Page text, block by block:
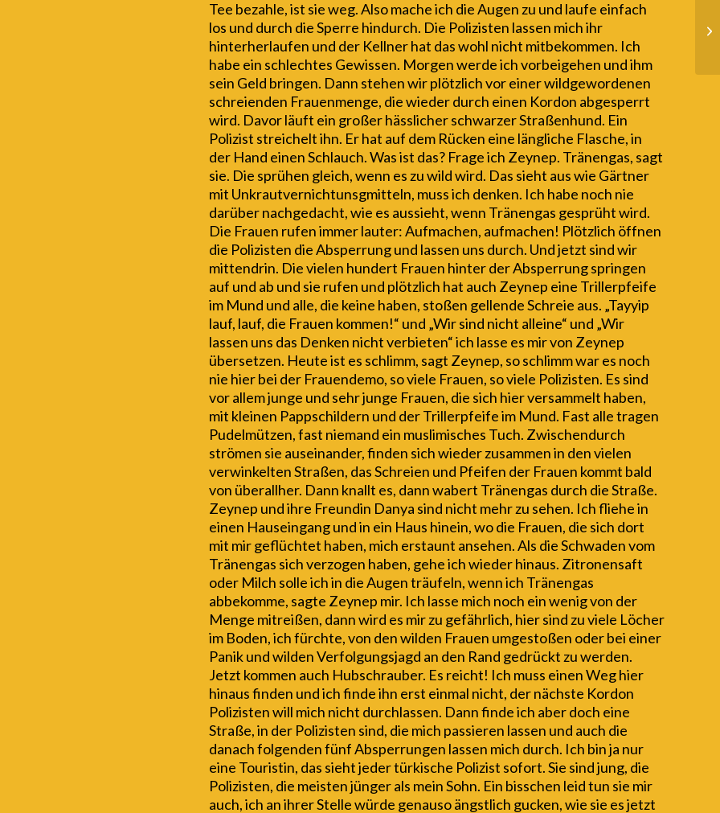
Tee bezahle, ist sie weg. Also mache ich die Augen zu und laufe einfach
los und durch die Sperre hindurch. Die Polizisten lassen mich ihr
hinterherlaufen und der Kellner hat das wohl nicht mitbekommen. Ich
habe ein schlechtes Gewissen. Morgen werde ich vorbeigehen und ihm
sein Geld bringen. Dann stehen wir plötzlich vor einer wildgewordenen
schreienden Frauenmenge, die wieder durch einen Kordon abgesperrt
wird. Davor läuft ein großer hässlicher schwarzer Straßenhund. Ein
Polizist streichelt ihn. Er hat auf dem Rücken eine längliche Flasche, in
der Hand einen Schlauch. Was ist das? Frage ich Zeynep. Tränengas, sagt
sie. Die sprühen gleich, wenn es zu wild wird. Das sieht aus wie Gärtner
mit Unkrautvernichtunsgmitteln, muss ich denken. Ich habe noch nie
darüber nachgedacht, wie es aussieht, wenn Tränengas gesprüht wird.
Die Frauen rufen immer lauter: Aufmachen, aufmachen! Plötzlich öffnen
die Polizisten die Absperrung und lassen uns durch. Und jetzt sind wir
mittendrin. Die vielen hundert Frauen hinter der Absperrung springen
auf und ab und sie rufen und plötzlich hat auch Zeynep eine Trillerpfeife
im Mund und alle, die keine haben, stoßen gellende Schreie aus. „Tayyip
lauf, lauf, die Frauen kommen!“ und „Wir sind nicht alleine“ und „Wir
lassen uns das Denken nicht verbieten“ ich lasse es mir von Zeynep
übersetzen. Heute ist es schlimm, sagt Zeynep, so schlimm war es noch
nie hier bei der Frauendemo, so viele Frauen, so viele Polizisten. Es sind
vor allem junge und sehr junge Frauen, die sich hier versammelt haben,
mit kleinen Pappschildern und der Trillerpfeife im Mund. Fast alle tragen
Pudelmützen, fast niemand ein muslimisches Tuch. Zwischendurch
strömen sie auseinander, finden sich wieder zusammen in den vielen
verwinkelten Straßen, das Schreien und Pfeifen der Frauen kommt bald
von überallher. Dann knallt es, dann wabert Tränengas durch die Straße.
Zeynep und ihre Freundin Danya sind nicht mehr zu sehen. Ich fliehe in
einen Hauseingang und in ein Haus hinein, wo die Frauen, die sich dort
mit mir geflüchtet haben, mich erstaunt ansehen. Als die Schwaden vom
Tränengas sich verzogen haben, gehe ich wieder hinaus. Zitronensaft
oder Milch solle ich in die Augen träufeln, wenn ich Tränengas
abbekomme, sagte Zeynep mir. Ich lasse mich noch ein wenig von der
Menge mitreißen, dann wird es mir zu gefährlich, hier sind zu viele Löcher
im Boden, ich fürchte, von den wilden Frauen umgestoßen oder bei einer
Panik und wilden Verfolgungsjagd an den Rand gedrückt zu werden.
Jetzt kommen auch Hubschrauber. Es reicht! Ich muss einen Weg hier
hinaus finden und ich finde ihn erst einmal nicht, der nächste Kordon
Polizisten will mich nicht durchlassen. Dann finde ich aber doch eine
Straße, in der Polizisten sind, die mich passieren lassen und auch die
danach folgenden fünf Absperrungen lassen mich durch. Ich bin ja nur
eine Touristin, das sieht jeder türkische Polizist sofort. Sie sind jung, die
Polizisten, die meisten jünger als mein Sohn. Ein bisschen leid tun sie mir
auch, ich an ihrer Stelle würde genauso ängstlich gucken, wie sie es jetzt